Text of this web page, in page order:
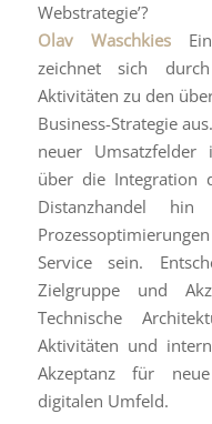
Webstrategie’?
Olav Waschkies
zeichnet sich
Aktivitäten zu den
Business-Strategie
neuer Umsatzfelder
über die Integration
Distanzhandel
Service sein.
Zielgruppe und
Technische
Aktivitäten und
Akzeptanz für
digitalen Umfeld.